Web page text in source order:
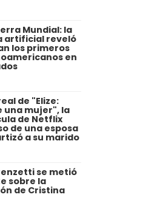
Mundial: la
artificial reveló
los primeros
en
de "Elize:
una mujer", la
de Netflix
de una esposa
a su marido
se metió
sobre la
de Cristina